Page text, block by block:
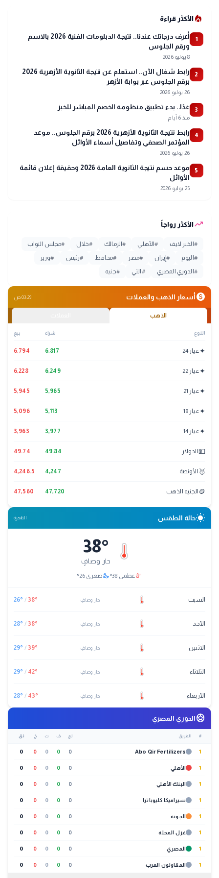
local_fire_departmentالأكثر قراءة
1
أعرف درجاتك عندنا.. نتيجة الدبلومات الفنية 2026 بالاسم
ورقم الجلوس
8 يوليو 2026
2
رابط شغال الآن.. استعلم عن نتيجة الثانوية الأزهرية 2026
برقم الجلوس عبر بوابة الأزهر
26 يوليو 2026
3 غدًا.. بدء تطبيق منظومة الخصم المباشر للخبز
منذ 6 أيام
4
رابط نتيجة الثانوية الأزهرية 2026 برقم الجلوس.. موعد
المؤتمر الصحفي وتفاصيل أسماء الأوائل
26 يوليو 2026
5
موعد حسم نتيجة الثانوية العامة 2026 وحقيقة إعلان قائمة
الأوائل
25 يوليو 2026
trending_upالأكثر رواجاً
# الخبر لايف #الأهلي #الزمالك #خلال #مجلس النواب
# اليوم # إيران #مصر #محافظ #رئيس #وزير
# الدوري المصري # التي #جنيه
monetization_onأسعار الذهب والعملات 03:29 ص
الذهب
النوع شراء بيع
✦عيار 24 6,817
6,794
✦عيار 22 6,249
6,228
✦عيار 21 5,965
5,945
✦عيار 18 5,113
5,096
✦عيار 14 3,977
3,963
💵 الدولار 49.84
49.74
🥇 الأونصة 4,247
4,246.5
🪙 الجنيه الذهب 47,720
47,560
wb_sunnyحالة الطقس القاهرة
38°
حار وصافٍ
thermostatعظمى 38
°
nights_stayصغرى 26
°
السبت حار وصافٍ 38°
/
26°
الأحد حار وصافٍ 38°
/
28°
الاثنين حار وصافٍ 39°
/
29°
الثلاثاء حار وصافٍ 42°
/
29°
الأربعاء حار وصافٍ 43°
/
28°
sports_soccerالدوري المصري
# الفريق لع ف ت خ نق
1
Abo Qir Fertilizers
0
0
0
0
0
1 الأهلي 0
0
0
0
0
1 البنك الأهلي 0
0
0
0
0
1 سيراميكا كليوباترا 0
0
0
0
0
1 الجونة 0
0
0
0
0
1 غزل المحلة 0
0
0
0
0
1 المصري 0
0
0
0
0
1 المقاولون العرب 0
0
0
0
0